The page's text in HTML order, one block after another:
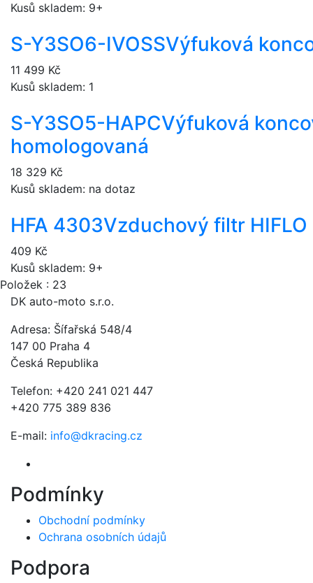
Kusů skladem: 9+
S-Y3SO6-IVOSSVýfuková
11 499 Kč
Kusů skladem: 1
S-Y3SO5-HAPCVýfuková
homologovaná
18 329 Kč
Kusů skladem: na dotaz
HFA 4303Vzduchový filtr HIFLO
409 Kč
Kusů skladem: 9+
Položek : 23
DK auto-moto s.r.o.
Adresa: Šífařská 548/4
147 00 Praha 4
Česká Republika
Telefon: +420 241 021 447
+420 775 389 836
E-mail: info@dkracing.cz
Podmínky
Obchodní podmínky
Ochrana osobních údajů
Podpora